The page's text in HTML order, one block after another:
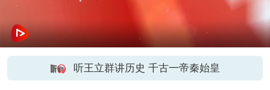
听王立群讲历史 千古一帝秦始皇